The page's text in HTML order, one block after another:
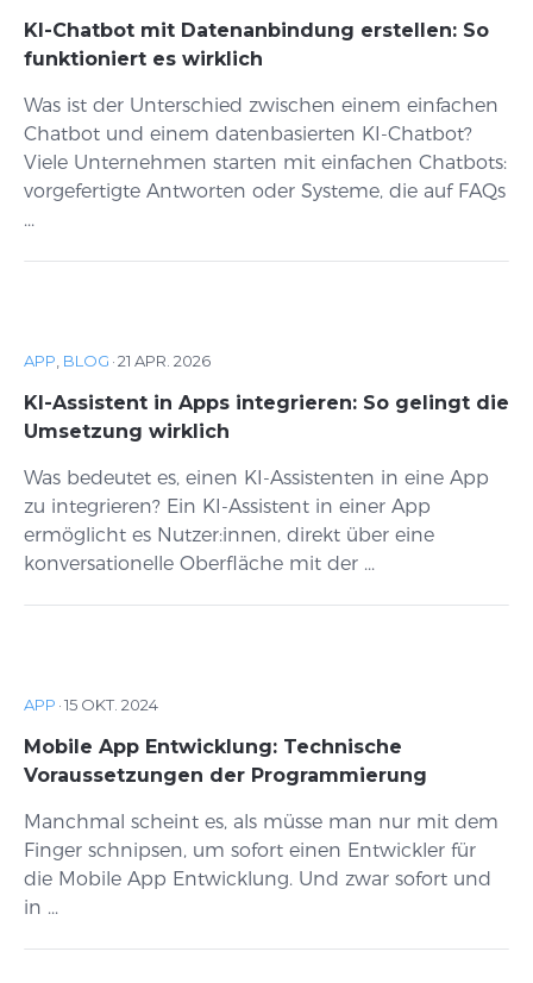
KI-Chatbot mit Datenanbindung erstellen: So
funktioniert es wirklich
Was ist der Unterschied zwischen einem einfachen
Chatbot und einem datenbasierten KI-Chatbot?
Viele Unternehmen starten mit einfachen Chatbots:
vorgefertigte Antworten oder Systeme, die auf FAQs
...
APP BLOG ·21 APR. 2026
KI-Assistent in Apps integrieren: So gelingt die
Umsetzung wirklich
Was bedeutet es, einen KI-Assistenten in eine App
zu integrieren? Ein KI-Assistent in einer App
ermöglicht es Nutzer:innen, direkt über eine
konversationelle Oberfläche mit der ...
APP ·15 OKT. 2024
Mobile App Entwicklung: Technische
Voraussetzungen der Programmierung
Manchmal scheint es, als müsse man nur mit dem
Finger schnipsen, um sofort einen Entwickler für
die Mobile App Entwicklung. Und zwar sofort und
in ...